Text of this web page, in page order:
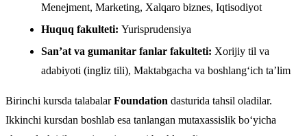
Menejment, Marketing, Xalqaro biznes, Iqtisodiyot
Huquq fakulteti: Yurisprudensiya
San’at va gumanitar fanlar fakulteti: Xorijiy til va
adabiyoti (ingliz tili), Maktabgacha va boshlang‘ich ta’lim
Birinchi kursda talabalarFoundation dasturida tahsil oladilar.
Ikkinchi kursdan boshlab esa tanlangan mutaxassislik bo‘yicha